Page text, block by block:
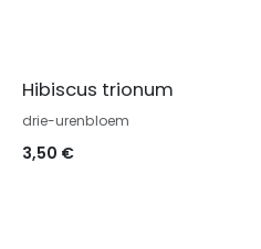
Hibiscus trionum
drie-urenbloem
3,50 €